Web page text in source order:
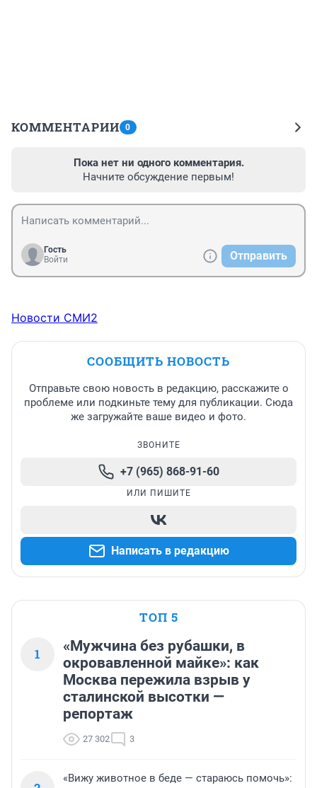
КОММЕНТАРИИ 0
Пока нет ни одного комментария.
Начните обсуждение первым!
Гость
Войти
Отправить
Новости СМИ2
СООБЩИТЬ НОВОСТЬ
Отправьте свою новость в редакцию, расскажите о
проблеме или подкиньте тему для публикации. Сюда
же загружайте ваше видео и фото.
ЗВОНИТЕ
+7 (965) 868-91-60
ИЛИ ПИШИТЕ
Написать в редакцию
ТОП 5
1
«Мужчина без рубашки, в
окровавленной майке»: как
Москва пережила взрыв у
сталинской высотки —
репортаж
27 302 3
«Вижу животное в беде — стараюсь помочь»: